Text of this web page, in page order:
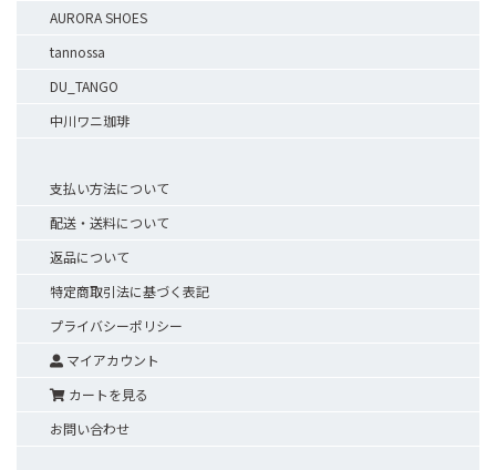
AURORA SHOES
tannossa
DU_TANGO
中川ワニ珈琲
支払い方法について
配送・送料について
返品について
特定商取引法に基づく表記
プライバシーポリシー
マイアカウント
カートを見る
お問い合わせ